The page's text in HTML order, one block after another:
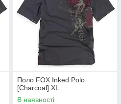
Поло FOX Inked Polo
[Charcoal] XL
В наявності